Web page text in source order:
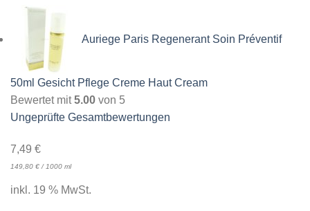
Auriege Paris Regenerant Soin Préventif
50ml Gesicht Pflege Creme Haut Cream
Bewertet mit5.00 von 5
Ungeprüfte Gesamtbewertungen
7,49 €
149,80 €/1000 ml
inkl. 19 % MwSt.